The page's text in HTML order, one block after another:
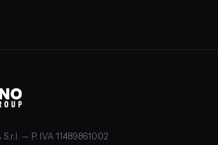
— P. IVA 11489861002